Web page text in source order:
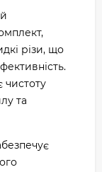
різи, що
чистоту
та